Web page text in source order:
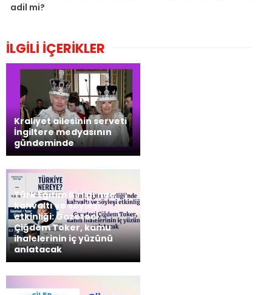
adil mi?
İLGİLİ İÇERİKLER
Kraliyet ailesinin serveti
İngiltere medyasının
gündeminde
Türk Eğitim Birliği’nde
kahvaltı ve söyleşi
etkinliği: Gazeteci
Çiğdem Toker, kamu
ihalelerinin iç yüzünü
anlatacak